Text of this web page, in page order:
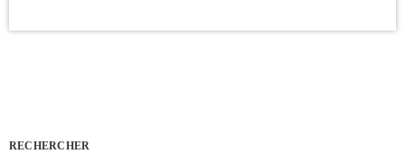
RECHERCHER